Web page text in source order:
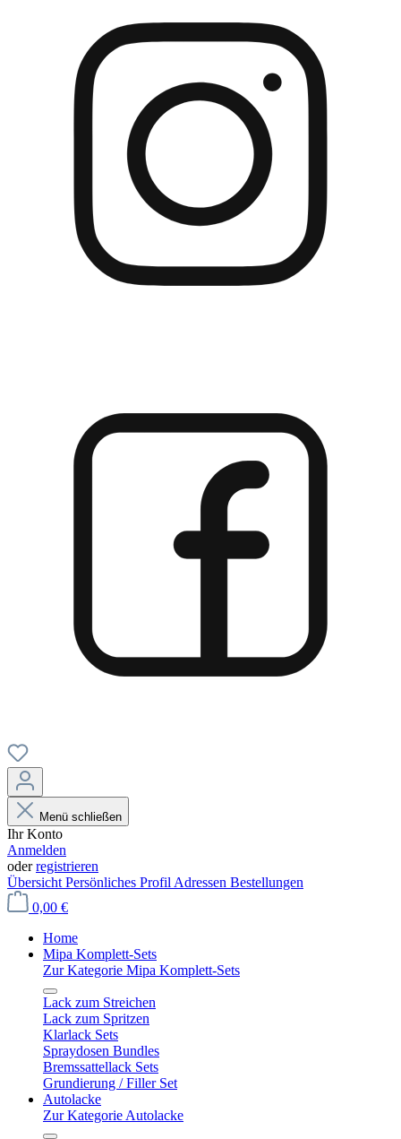
Menü schließen
Ihr Konto
Anmelden
oderregistrieren
Übersicht Persönliches Profil Adressen Bestellungen
0,00 €
Home
Mipa Komplett-Sets
Zur Kategorie Mipa Komplett-Sets
Lack zum Streichen
Lack zum Spritzen
Klarlack Sets
Spraydosen Bundles
Bremssattellack Sets
Grundierung / Filler Set
Autolacke
Zur Kategorie Autolacke